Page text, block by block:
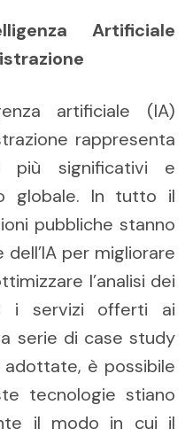
Artificiale
artificiale (IA)
rappresenta
significativi e
globale. In tutto il
pubbliche stanno
per migliorare
l’analisi dei
i servizi offerti ai
serie di case study
è possibile
tecnologie stiano
il modo in cui il